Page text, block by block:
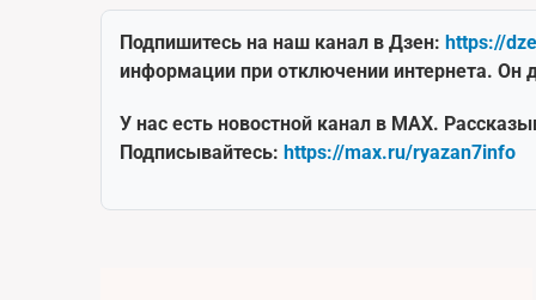
Подпишитесь на наш канал в Дзен: https://
информации при отключении интернета. Он
У нас есть новостной канал в MAX.
Подписывайтесь: https://max.ru/ryazan7info